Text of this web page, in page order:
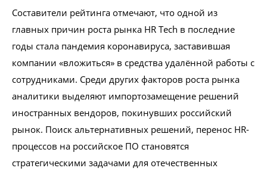
Составители рейтинга отмечают, что одной из
главных причин роста рынка HR Tech в последние
годы стала пандемия коронавируса, заставившая
компании «вложиться» в средства удалённой работы с
сотрудниками. Среди других факторов роста рынка
аналитики выделяют импортозамещение решений
иностранных вендоров, покинувших российский
рынок. Поиск альтернативных решений, перенос HR-
процессов на российское ПО становятся
стратегическими задачами для отечественных